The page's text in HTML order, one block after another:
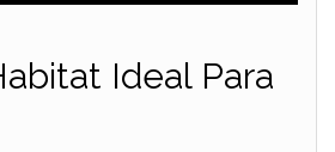
Ideal Para